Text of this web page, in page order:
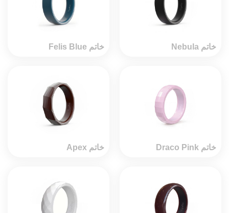
خاتم Felis Blue خاتم Nebula
خاتم Apex خاتم Draco Pink